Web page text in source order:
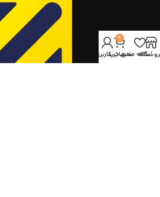
علاقه مندی
0
سبد خرید
حساب کاربری من